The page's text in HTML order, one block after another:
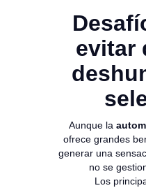
evitar
Aunque la
ofrece grandes
generar una
no se
Los